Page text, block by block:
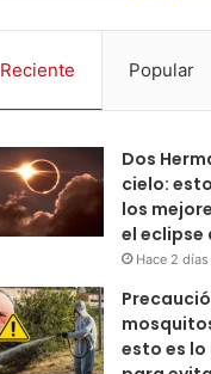
Reciente Popular
Dos
cielo:
los
el eclipse
Hace 2 días
esto es lo